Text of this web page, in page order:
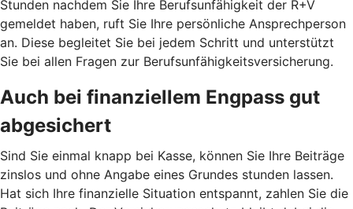
Stunden nachdem Sie Ihre Berufsunfähigkeit der R+V
gemeldet haben, ruft Sie Ihre persönliche Ansprechperson
an. Diese begleitet Sie bei jedem Schritt und unterstützt
Sie bei allen Fragen zur Berufsunfähigkeitsversicherung.
Auch bei finanziellem Engpass gut
abgesichert
Sind Sie einmal knapp bei Kasse, können Sie Ihre Beiträge
zinslos und ohne Angabe eines Grundes stunden lassen.
Hat sich Ihre finanzielle Situation entspannt, zahlen Sie die